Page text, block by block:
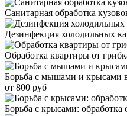
Санитарная обработка
Дезинфекция холодильных
Обработка квартиры от
Борьба с мышами и крысами
от 800 руб
Борьба с крысами: